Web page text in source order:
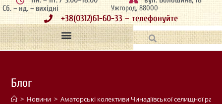
Сб. – нд. – вихідні
Ужгород, 88000
+38(0312)61-60-33 – телефонуйте
Блог
> Новини > Аматорські колективи Чинадіївської селищної